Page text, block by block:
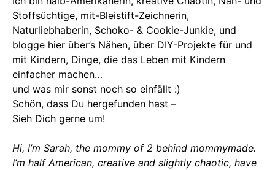
Stoffsüchtige, mit-Bleistift-Zeichnerin,
Naturliebhaberin, Schoko- & Cookie-Junkie, und
blogge hier über’s Nähen, über DIY-Projekte für und
mit Kindern, Dinge, die das Leben mit Kindern
einfacher machen…
und was mir sonst noch so einfällt :)
Schön, dass Du hergefunden hast –
Sieh Dich gerne um!
Hi, I’m Sarah, the mommy of 2 behind mommymade.
I’m half American, creative and slightly chaotic, have